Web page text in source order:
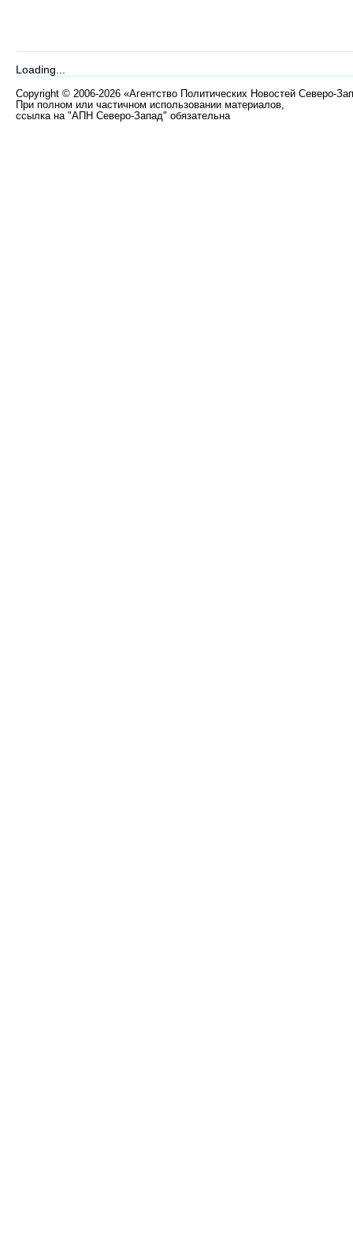
Loading...
Copyright © 2006-2026 «Агентство Политических Новостей Северо-
При полном или частичном использовании материалов,
ссылка на "АПН Северо-Запад" обязательна